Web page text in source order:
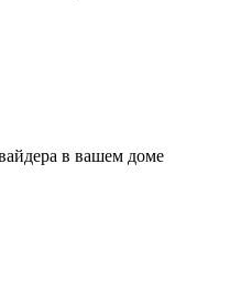
в вашем доме